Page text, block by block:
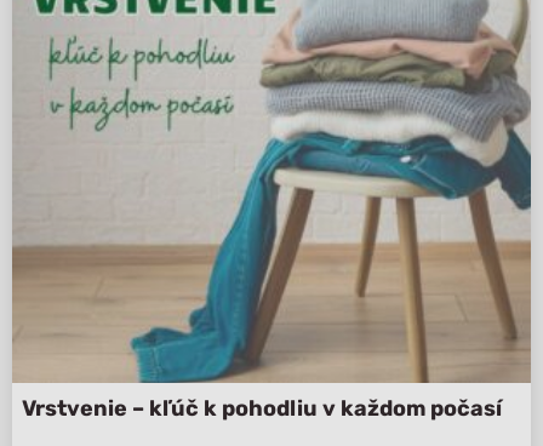
Vrstvenie – kľúč k pohodliu v každom počasí